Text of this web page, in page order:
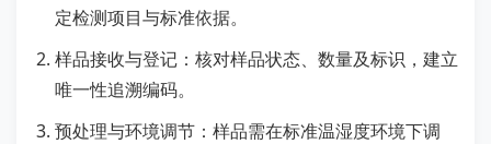
定检测项目与标准依据。
样品接收与登记：核对样品状态、数量及标识，建立
唯一性追溯编码。
预处理与环境调节：样品需在标准温湿度环境下调